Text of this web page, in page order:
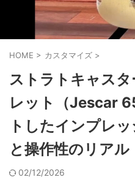
HOME > カスタマイズ >
ストラトキャス
レット（Jescar
トしたインプレ
と操作性のリアル
02/12/2026